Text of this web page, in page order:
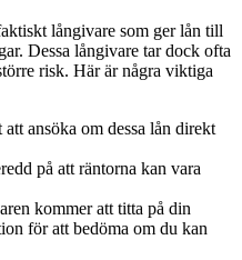
långivare som ger lån till
Dessa långivare tar dock ofta
risk. Här är några viktiga
ansöka om dessa lån direkt
på att räntorna kan vara
kommer att titta på din
för att bedöma om du kan